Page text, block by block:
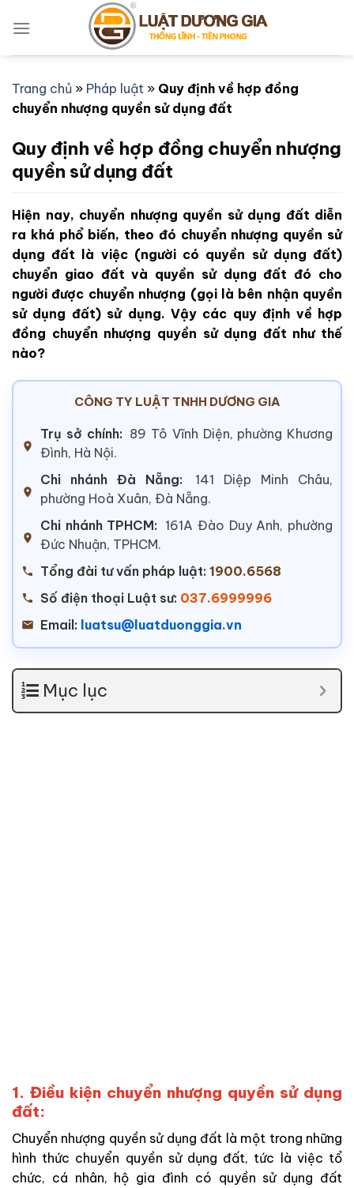
qua
Trang chủ » Pháp luật » Quy định về hợp đồng
chuyển nhượng quyền sử dụng đất
Quy định về hợp đồng chuyển nhượng
quyền sử dụng đất
Hiện nay, chuyển nhượng quyền sử dụng đất diễn
ra khá phổ biến, theo đó chuyển nhượng quyền sử
dụng đất là việc (người có quyền sử dụng đất)
chuyển giao đất và quyền sử dụng đất đó cho
người được chuyển nhượng (gọi là bên nhận quyền
sử dụng đất) sử dụng. Vậy các quy định về hợp
đồng chuyển nhượng quyền sử dụng đất như thế
nào?
CÔNG TY LUẬT TNHH DƯƠNG GIA
Trụ sở chính: 89 Tô Vĩnh Diện, phường Khương
Đình, Hà Nội.
Chi nhánh Đà Nẵng:
141 Diệp Minh Châu,
phường Hoà Xuân, Đà Nẵng.
Chi nhánh TPHCM: 161A Đào Duy Anh, phường
Đức Nhuận, TPHCM.
Tổng đài tư vấn pháp luật: 1900.6568
Số điện thoại Luật sư: 037.6999996
Email: luatsu@luatduonggia.vn
Mục lục
1. Điều kiện chuyển nhượng quyền sử dụng
đất:
Chuyển nhượng quyền sử dụng đất là một trong những
hình thức chuyển quyền sử dụng đất, tức là việc tổ
chức, cá nhân, hộ gia đình có quyền sử dụng đất